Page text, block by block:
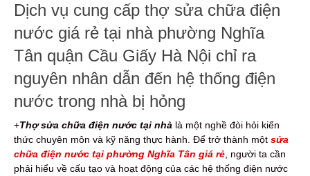
Dịch vụ cung cấp thợ sửa chữa điện
nước giá rẻ tại nhà phường Nghĩa
Tân quận Cầu Giấy Hà Nội chỉ ra
nguyên nhân dẫn đến hệ thống điện
nước trong nhà bị hỏng
+Thợ sửa chữa điện nước tại nhà là một nghề đòi hỏi kiến
thức chuyên môn và kỹ năng thực hành. Để trở thành một sửa
chữa điện nước tại phường Nghĩa Tân giá rẻ, người ta cần
phải hiểu về cấu tạo và hoạt động của các hệ thống điện nước